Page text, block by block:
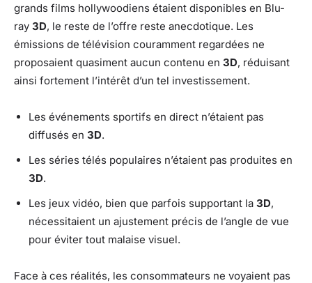
grands films hollywoodiens étaient disponibles en Blu-
ray 3D, le reste de l’offre reste anecdotique. Les
émissions de télévision couramment regardées ne
proposaient quasiment aucun contenu en 3D, réduisant
ainsi fortement l’intérêt d’un tel investissement.
Les événements sportifs en direct n’étaient pas
diffusés en 3D.
Les séries télés populaires n’étaient pas produites en
3D.
Les jeux vidéo, bien que parfois supportant la 3D,
nécessitaient un ajustement précis de l’angle de vue
pour éviter tout malaise visuel.
Face à ces réalités, les consommateurs ne voyaient pas